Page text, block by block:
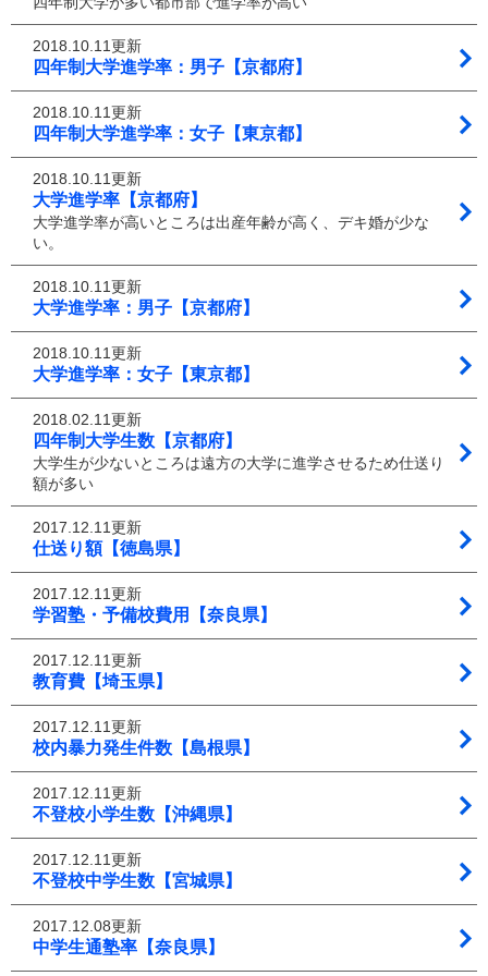
2018.10.11更新
四年制大学進学率：男子【京都府】
2018.10.11更新
四年制大学進学率：女子【東京都】
2018.10.11更新
大学進学率【京都府】
大学進学率が高いところは出産年齢が高く、デキ婚が少な
い。
2018.10.11更新
大学進学率：男子【京都府】
2018.10.11更新
大学進学率：女子【東京都】
2018.02.11更新
四年制大学生数【京都府】
大学生が少ないところは遠方の大学に進学させるため仕送り
額が多い
2017.12.11更新
仕送り額【徳島県】
2017.12.11更新
学習塾・予備校費用【奈良県】
2017.12.11更新
教育費【埼玉県】
2017.12.11更新
校内暴力発生件数【島根県】
2017.12.11更新
不登校小学生数【沖縄県】
2017.12.11更新
不登校中学生数【宮城県】
2017.12.08更新
中学生通塾率【奈良県】